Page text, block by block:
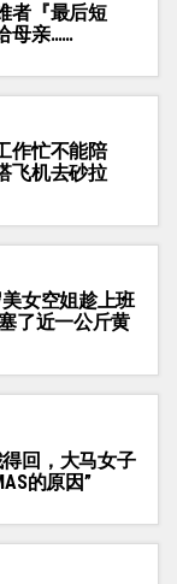
者『最后短
母亲……
作忙不能陪
飞机去砂拉
美女空姐趁上班
了近一公斤黄
回，大马女子
的原因”